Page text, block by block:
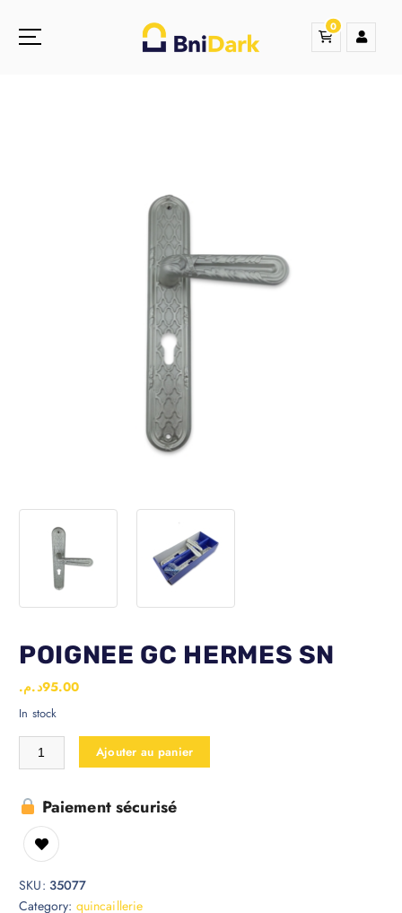
0
POIGNEE GC HERMES SN
95.00د.م.
In stock
Ajouter au panier
Paiement sécurisé
SKU: 35077
Category: quincaillerie